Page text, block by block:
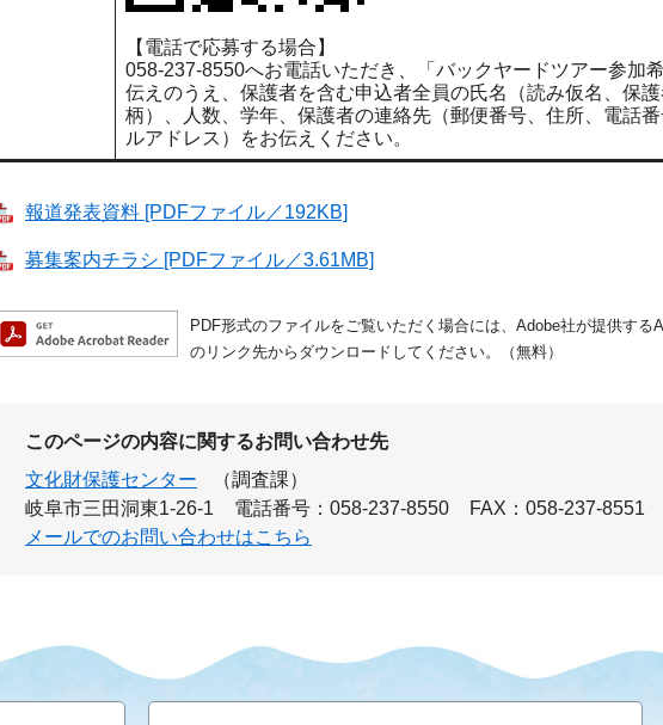
【電話で応募する場合】
058-237-8550へお電話いただき、「バックヤードツアー参加
伝えのうえ、保護者を含む申込者全員の氏名（読み仮名、保
柄）、人数、学年、保護者の連絡先（郵便番号、住所、電話
ルアドレス）をお伝えください。
報道発表資料 [PDFファイル／192KB]
募集案内チラシ [PDFファイル／3.61MB]
PDF形式のファイルをご覧いただく場合には、Adobe社が提供する
のリンク先からダウンロードしてください。（無料）
このページの内容に関するお問い合わせ先
文化財保護センター
（調査課）
岐阜市三田洞東1-26-1
電話番号：058-237-8550
FAX：058-237-8551
メールでのお問い合わせはこちら